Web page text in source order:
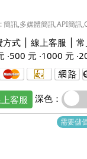
訊,多媒體簡訊,API簡訊
方式 線上客服
‧500 元 ‧1000 元 ‧
客服 深色：
需要儲